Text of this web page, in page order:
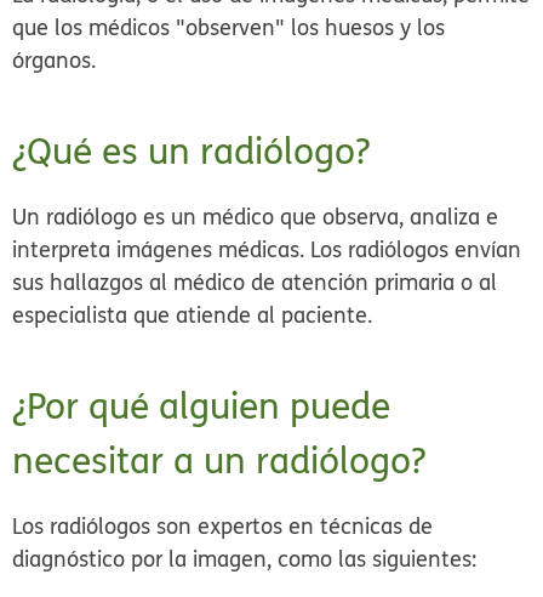
que los médicos "observen" los huesos y los
órganos.
¿Qué es un radiólogo?
Un radiólogo es un médico que observa, analiza e
interpreta imágenes médicas. Los radiólogos envían
sus hallazgos al médico de atención primaria o al
especialista que atiende al paciente.
¿Por qué alguien puede
necesitar a un radiólogo?
Los radiólogos son expertos en técnicas de
diagnóstico por la imagen, como las siguientes: